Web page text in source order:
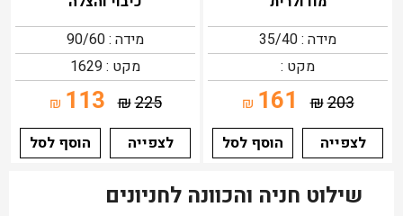
מידה : 35/40
מקט :
203
₪
161
₪
לצפייה
הוסף לסל
מידה : 90/60
מקט : 1629
225
₪
113
₪
לצפייה
הוסף לסל
שילוט חניה והכוונה לחניונים